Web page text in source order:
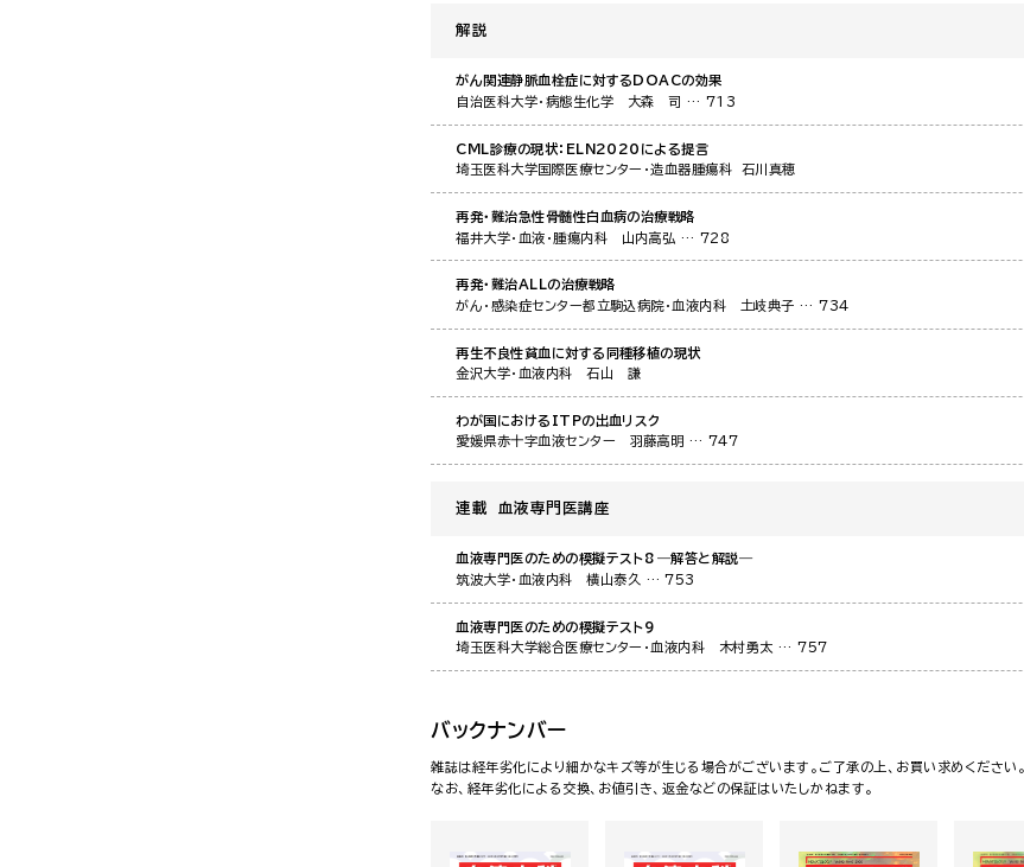
解説
がん関連静脈血栓症に対するDOACの効果
自治医科大学・病態生化学
大森 司 … 713
CML診療の現状：ELN2020による提言
埼玉医科大学国際医療センター・造血器腫瘍科
石川真穂
再発・難治急性骨髄性白血病の治療戦略
福井大学・血液・腫瘍内科
山内高弘 … 728
再発・難治ALLの治療戦略
がん・感染症センター都立駒込病院・血液内科
土岐典子 … 734
再生不良性貧血に対する同種移植の現状
金沢大学・血液内科
石山 謙
わが国におけるITPの出血リスク
愛媛県赤十字血液センター
羽藤高明 … 747
連載 血液専門医講座
血液専門医のための模擬テスト8 ―解答と解説―
筑波大学・血液内科
横山泰久 … 753
血液専門医のための模擬テスト9
埼玉医科大学総合医療センター・血液内科
木村勇太 … 757
バックナンバー
雑誌は経年劣化により細かなキズ等が生じる場合がございます。ご了承の上、お買い求めください。
なお、経年劣化による交換、お値引き、返金などの保証はいたしかねます。